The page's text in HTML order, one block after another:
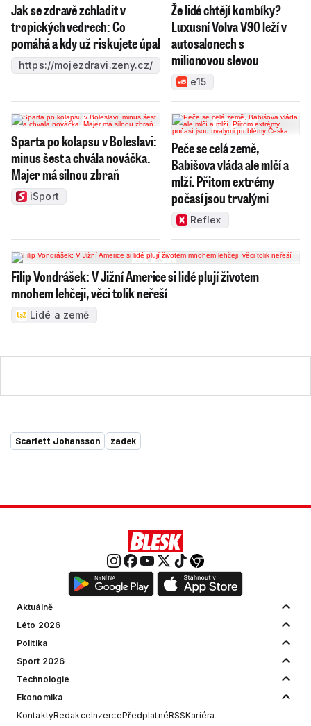
Jak se zdravě zchladit v
tropických vedrech: Co
pomáhá a kdy už riskujete úpal
https://mojezdravi.zeny.cz/
Že lidé chtějí kombíky?
Luxusní Volva V90 leží v
autosalonech s
milionovou slevou
e15
Sparta po kolapsu v Boleslavi:
minus šest a chvála nováčka.
Majer má silnou zbraň
iSport
Peče se celá země,
Babišova vláda ale mlčí a
mlží. Přitom extrémy
počasí jsou trvalými
problémy Česka
Reflex
Filip Vondrášek: V Jižní Americe si lidé plují životem
mnohem lehčeji, věci tolik neřeší
Lidé a země
Scarlett Johansson zadek
Aktuálně
Léto 2026
Politika
Sport 2026
Technologie
Ekonomika
KontaktyRedakceInzercePředplatnéRSSKariéra